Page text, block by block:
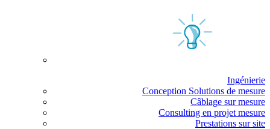
Ingénierie
Conception Solutions de mesure
Câblage sur mesure
Consulting en projet mesure
Prestations sur site